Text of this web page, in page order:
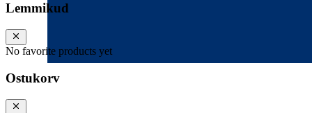
Lemmikud
No favorite products yet
Ostukorv